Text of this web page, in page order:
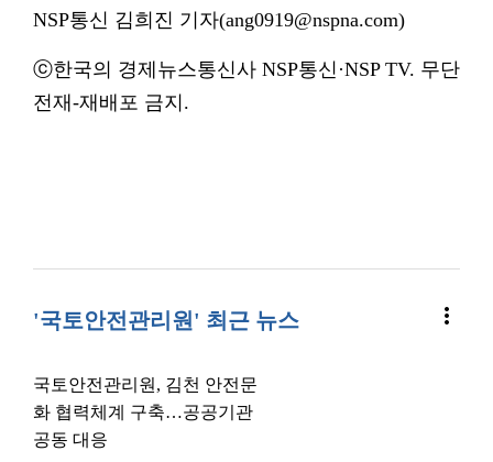
NSP통신 김희진 기자(ang0919@nspna.com)
ⓒ한국의 경제뉴스통신사 NSP통신·NSP TV. 무단
전재-재배포 금지.
'국토안전관리원' 최근 뉴스 more_vert
국토안전관리원, 김천 안전문
화 협력체계 구축…공공기관
공동 대응